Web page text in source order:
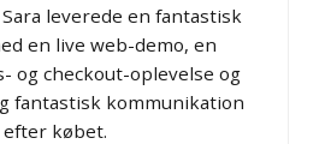
leverede en fantastisk
en live web-demo, en
og checkout-oplevelse og
fantastisk kommunikation
efter købet.